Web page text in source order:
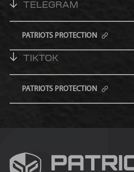
TELEGRAM
PATRIOTS PROTECTION
TIKTOK
PATRIOTS PROTECTION